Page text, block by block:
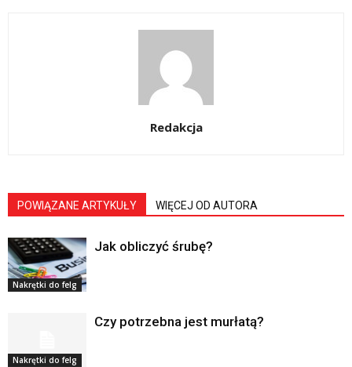
Redakcja
POWIĄZANE ARTYKUŁY WIĘCEJ OD AUTORA
Nakrętki do felg
Jak obliczyć śrubę?
Nakrętki do felg
Czy potrzebna jest murłatą?